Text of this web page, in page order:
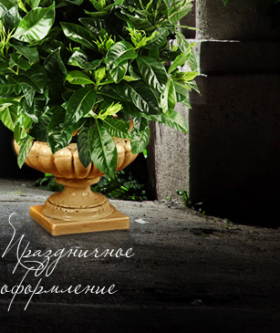
Праздничное
оформление